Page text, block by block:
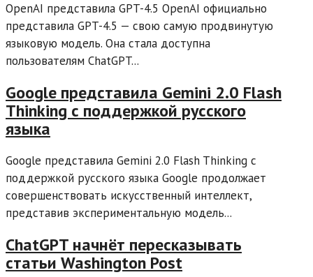
OpenAI представила GPT-4.5 OpenAI официально
представила GPT-4.5 — свою самую продвинутую
языковую модель. Она стала доступна
пользователям ChatGPT...
Google представила Gemini 2.0 Flash
Thinking с поддержкой русского
языка
Google представила Gemini 2.0 Flash Thinking с
поддержкой русского языка Google продолжает
совершенствовать искусственный интеллект,
представив экспериментальную модель...
ChatGPT начнёт пересказывать
статьи Washington Post